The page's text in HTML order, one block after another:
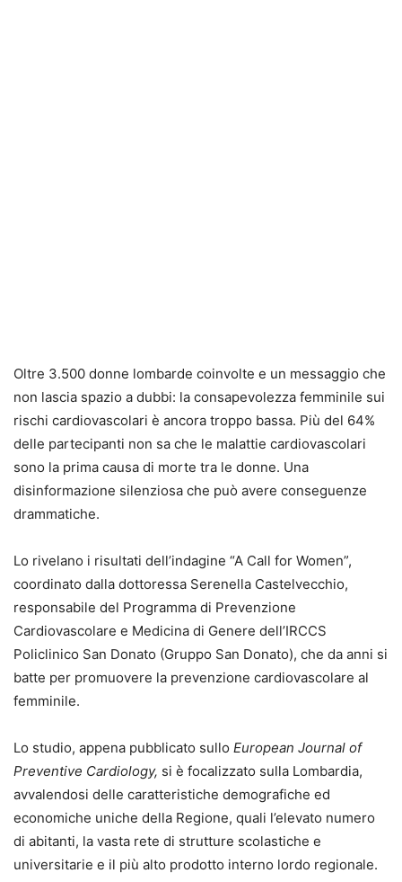
Oltre 3.500 donne lombarde coinvolte e un messaggio che
non lascia spazio a dubbi: la consapevolezza femminile sui
rischi cardiovascolari è ancora troppo bassa. Più del 64%
delle partecipanti non sa che le malattie cardiovascolari
sono la prima causa di morte tra le donne. Una
disinformazione silenziosa che può avere conseguenze
drammatiche.
Lo rivelano i risultati dell’indagine “A Call for Women”,
coordinato dalla dottoressa Serenella Castelvecchio,
responsabile del Programma di Prevenzione
Cardiovascolare e Medicina di Genere dell’IRCCS
Policlinico San Donato (Gruppo San Donato), che da anni si
batte per promuovere la prevenzione cardiovascolare al
femminile.
Lo studio, appena pubblicato sullo European Journal of
Preventive Cardiology, si è focalizzato sulla Lombardia,
avvalendosi delle caratteristiche demografiche ed
economiche uniche della Regione, quali l’elevato numero
di abitanti, la vasta rete di strutture scolastiche e
universitarie e il più alto prodotto interno lordo regionale.